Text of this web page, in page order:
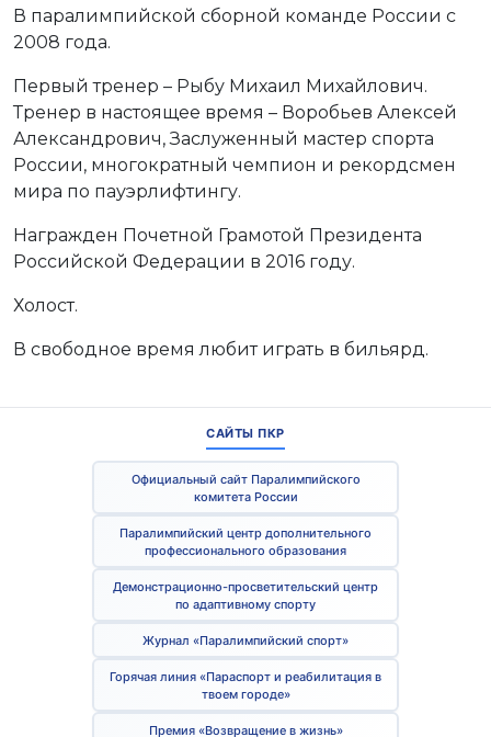
В паралимпийской сборной команде России с
2008 года.
Первый тренер – Рыбу Михаил Михайлович.
Тренер в настоящее время – Воробьев Алексей
Александрович, Заслуженный мастер спорта
России, многократный чемпион и рекордсмен
мира по пауэрлифтингу.
Награжден Почетной Грамотой Президента
Российской Федерации в 2016 году.
Холост.
В свободное время любит играть в бильярд.
САЙТЫ ПКР
Официальный сайт Паралимпийского
комитета России
Паралимпийский центр дополнительного
профессионального образования
Демонстрационно-просветительский центр
по адаптивному спорту
Журнал «Паралимпийский спорт»
Горячая линия «Параспорт и реабилитация в
твоем городе»
Премия «Возвращение в жизнь»